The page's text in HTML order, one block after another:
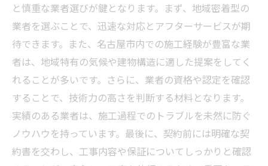
と慎重な業者選びが鍵となります。まず、地域密着型の
業者を選ぶことで、迅速な対応とアフターサービスが期
待できます。また、名古屋市内での施工経験が豊富な業
者は、地域特有の気候や建物構造に適した提案をしてく
れることが多いです。さらに、業者の資格や認定を確認
することで、技術力の高さを判断する材料となります。
実績のある業者は、施工過程でのトラブルを未然に防ぐ
ノウハウを持っています。最後に、契約前には明確な契
約書を交わし、工事内容や保証についてしっかりと確認